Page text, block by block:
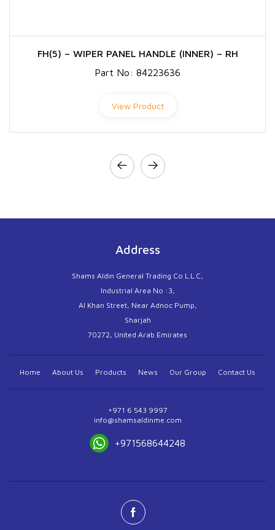
FH(5) – WIPER PANEL HANDLE (INNER) – RH
Part No: 84223636
View Product
Address
Shams Aldin General Trading Co L.L.C,
Industrial Area No :3,
Al Khan Street, Near Adnoc Pump,
Sharjah
70272, United Arab Emirates
Home About Us Products News Our Group Contact Us
+971 6 543 9997
info@shamsaldinme.com
+971568644248